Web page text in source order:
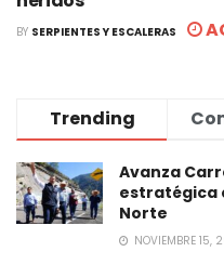
BY SERPIENTES Y ESCALERAS
Trending
Avanza
estratégica
Norte
NOVIEMBRE 15,